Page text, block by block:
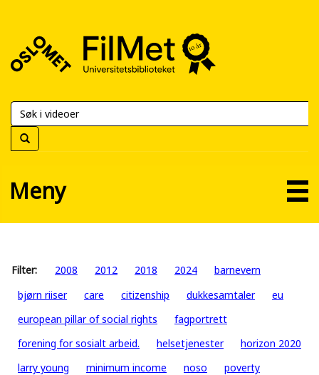
FilMet
Universitetsbiblioteket
Meny
Filter: 2008 2012 2018 2024
barnevern
bjørn riiser
care citizenship dukkesamtaler
eu
european pillar of social rights
fagportrett
forening for sosialt arbeid.
helsetjenester
horizon 2020
larry young
minimum income noso
poverty